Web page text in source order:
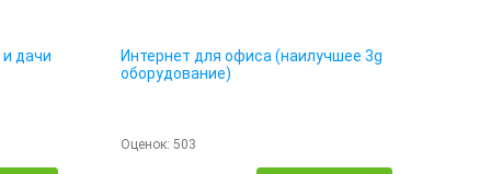
дачи
Интернет для офиса (наилучшее 3g
оборудование)
Оценок: 503